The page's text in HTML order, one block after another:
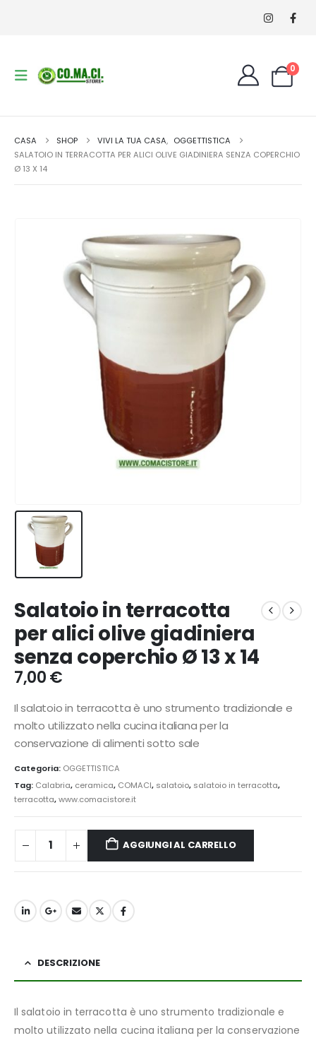
0
CASA SHOP VIVI LA TUA CASA, OGGETTISTICA
SALATOIO IN TERRACOTTA PER ALICI OLIVE GIADINIERA SENZA COPERCHIO
Ø 13 X 14
Salatoio in terracotta
per alici olive giadiniera
senza coperchio Ø 13 x 14
7,00€
Il salatoio in terracotta è uno strumento tradizionale e
molto utilizzato nella cucina italiana per la
conservazione di alimenti sotto sale
Categoria: OGGETTISTICA
Tag: Calabria, ceramica, COMACI, salatoio, salatoio in terracotta,
terracotta,www.comacistore.it
AGGIUNGI AL CARRELLO
DESCRIZIONE
Il salatoio in terracotta è uno strumento tradizionale e
molto utilizzato nella cucina italiana per la conservazione